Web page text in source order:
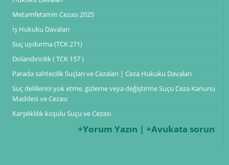
Metamfetamin Cezası 2025
İş Hukuku Davaları
Suç uydurma (TCK 271)
Dolandırıcılık ( TCK 157 )
Parada sahtecilik Suçları ve Cezaları | Ceza Hukuku Davaları
Suç delillerini yok etme, gizleme veya değiştirme Suçu Ceza Kanunu
Maddesi ve Cezası
Karşılıklılık koşulu Suçu ve Cezası
+Yorum Yazın | +Avukata sorun